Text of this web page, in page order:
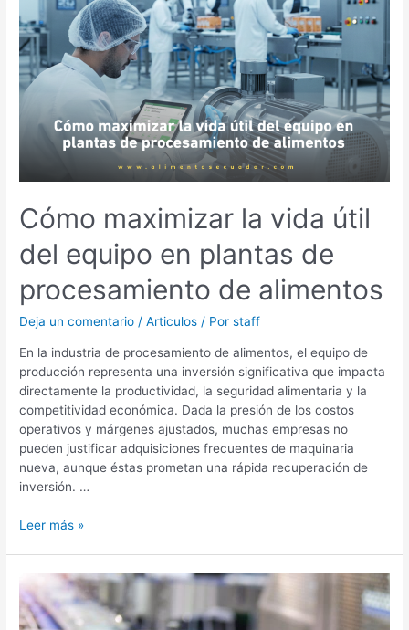
Cómo maximizar la vida útil
del equipo en plantas de
procesamiento de alimentos
Deja un comentario /Articulos / Porstaff
En la industria de procesamiento de alimentos, el equipo de
producción representa una inversión significativa que impacta
directamente la productividad, la seguridad alimentaria y la
competitividad económica. Dada la presión de los costos
operativos y márgenes ajustados, muchas empresas no
pueden justificar adquisiciones frecuentes de maquinaria
nueva, aunque éstas prometan una rápida recuperación de
inversión. …
vida
útil
del
equipo
plantas
de
Leer más »
La
importancia
del